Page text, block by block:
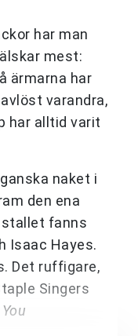
har man
mest:
ärmarna har
varandra,
har alltid varit
naket i
den ena
fanns
Isaac Hayes.
Det ruffigare,
Singers